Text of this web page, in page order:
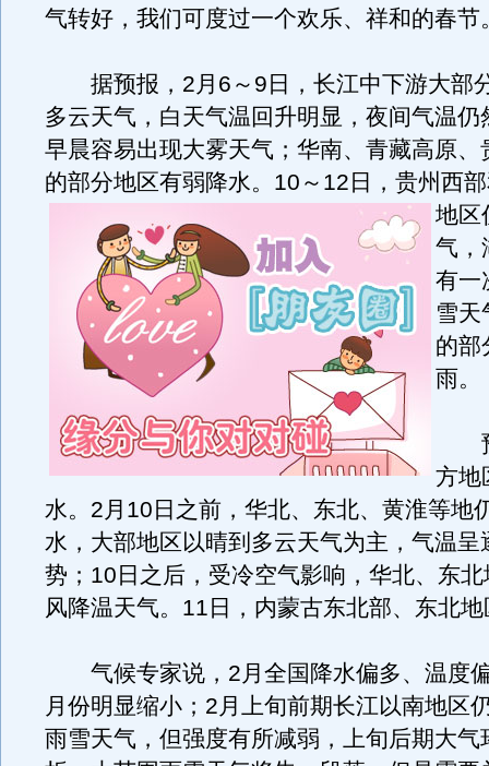
气转好，我们可度过一个欢乐、祥和的春节
据预报，2月6～9日，长江中下游大部
多云天气，白天气温回升明显，夜间气温仍
早晨容易出现大雾天气；华南、青藏高原、
的部分地区有弱降水。 10～12日，贵州西
地区
气，
有一
雪天
的部
雨。
预
方地
水。2月10日之前，华北、东北、黄淮等地
水，大部地区以晴到多云天气为主，气温呈
势；10日之后，受冷空气影响，华北、东
风降温天气。11日，内蒙古东北部、东北
气候专家说，2月全国降水偏多、温度
月份明显缩小；2月上旬前期长江以南地区
雨雪天气，但强度有所减弱，上旬后期大气